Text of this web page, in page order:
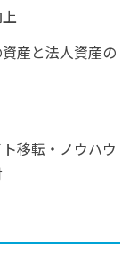
産と法人資産の
移転・ノウハウ